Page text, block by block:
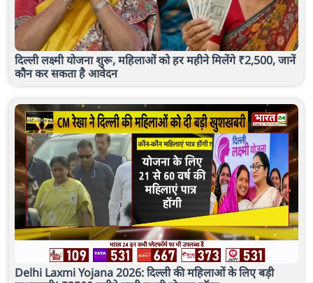
दिल्ली लक्ष्मी योजना शुरू, महिलाओं को हर महीने मिलेंगे ₹2,500, जानें
कौन कर सकता है आवेदन
Delhi Laxmi Yojana 2026: दिल्ली की महिलाओं के लिए बड़ी